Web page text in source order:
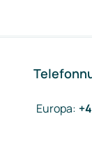
Europa: